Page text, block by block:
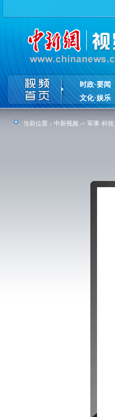
时政·要闻
文化·娱乐
当前位置： 中新视频 -> 军事·科技